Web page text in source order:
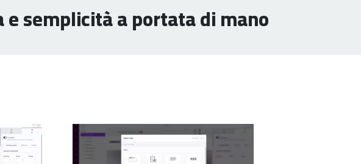
e semplicità a portata di mano